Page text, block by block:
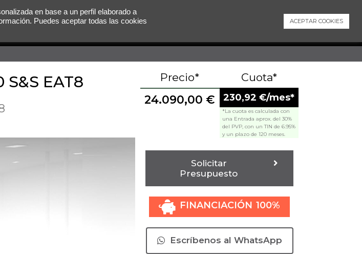
Contacto
EAT8 Precio*
24.090,00 €
Cuota*
230,92 €/mes*
*La cuota es calculada con
una Entrada aprox. del 30%
del PVP, con un TIN de 6.95%
y un plazo de 120 meses.
Solicitar
Presupuesto
FINANCIACIÓN 100%
Escríbenos al WhatsApp
en base a un perfil elaborado a
Puedes aceptar todas las cookies
ACEPTAR COOKIES